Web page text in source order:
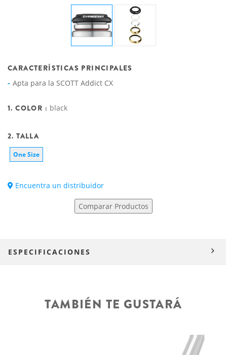
CARACTERÍSTICAS PRINCIPALES
Apta para la SCOTT Addict CX
1. COLOR : black
2. TALLA
One Size
Encuentra un distribuidor
Comparar Productos
ESPECIFICACIONES
TAMBIÉN TE GUSTARÁ